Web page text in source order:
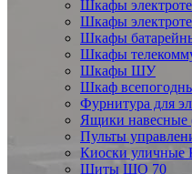
Шкафы
Шкафы
Шкафы
Шкафы
Шкафы ШУ
Шкаф
Фурнитура для
Ящики
Пульты
Киоски уличные
Щиты ЩО 70